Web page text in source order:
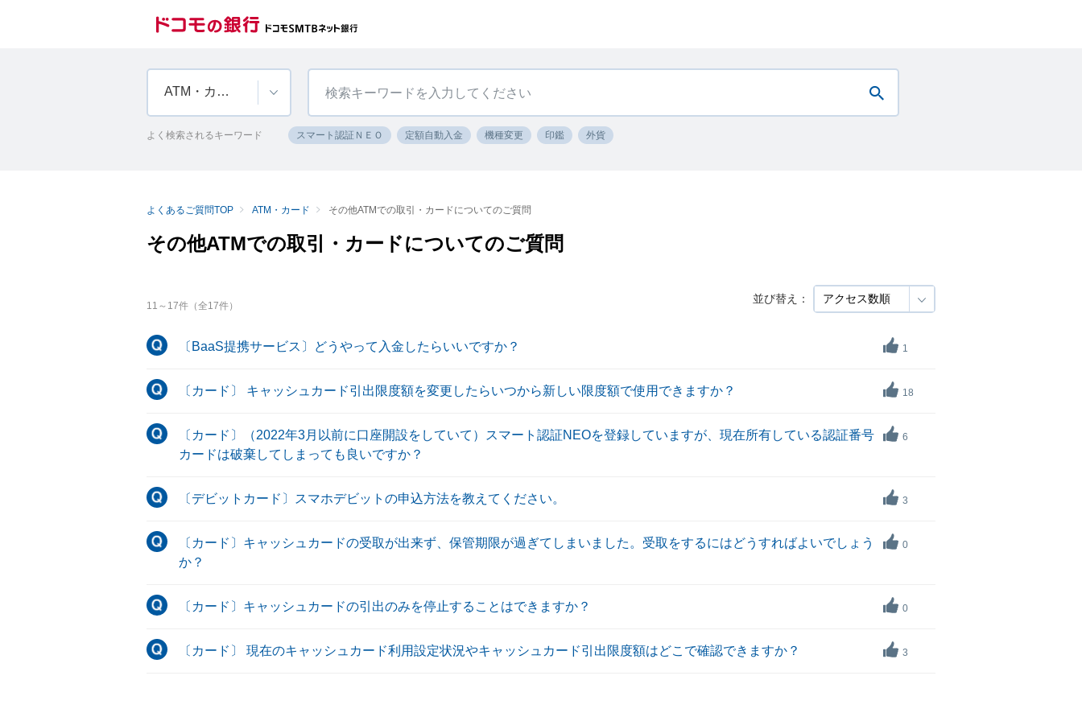
ATM・カード
よく検索されるキーワード スマート認証ＮＥＯ 定額自動入金 機種変更 印鑑 外貨
よくあるご質問TOP ATM・カード その他ATMでの取引・カードについてのご質問
その他ATMでの取引・カードについてのご質問
並び替え：
11 ～ 17件（全17件）
〔BaaS提携サービス〕どうやって入金したらいいですか？ 1
〔カード〕 キャッシュカード引出限度額を変更したらいつから新しい限度額で使用できますか？ 18
〔カード〕（2022年3月以前に口座開設をしていて）スマート認証NEOを登録していますが、現在所有している認証番号
カードは破棄してしまっても良いですか？
6
〔デビットカード〕スマホデビットの申込方法を教えてください。 3
〔カード〕キャッシュカードの受取が出来ず、保管期限が過ぎてしまいました。受取をするにはどうすればよいでしょう
か？
0
〔カード〕キャッシュカードの引出のみを停止することはできますか？ 0
〔カード〕 現在のキャッシュカード利用設定状況やキャッシュカード引出限度額はどこで確認できますか？ 3